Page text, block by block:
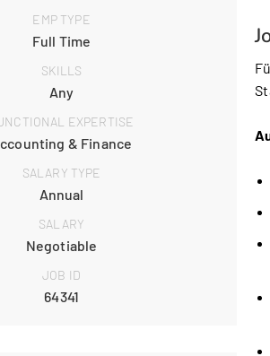
EMP TYPE
Full Time
SKILLS
Any
EXPERTISE
& Finance
SALARY TYPE
Annual
SALARY
Negotiable
JOB ID
64341